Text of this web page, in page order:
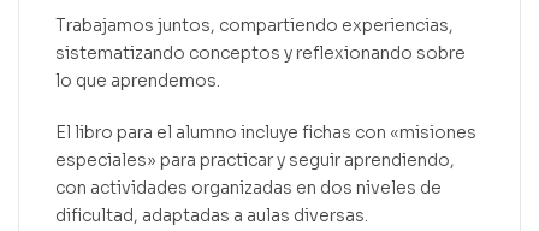
Trabajamos juntos, compartiendo experiencias,
sistematizando conceptos y reflexionando sobre
lo que aprendemos.
El libro para el alumno incluye fichas con «misiones
especiales» para practicar y seguir aprendiendo,
con actividades organizadas en dos niveles de
dificultad, adaptadas a aulas diversas.